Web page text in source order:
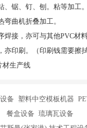
、锯、钉、刨。粘等加工。
弯曲机折叠加工。
焊接，亦可与其他PVC材料
亦印刷。（印刷钱需要擦
材生产线
备 塑料中空模板机器
餐盒设备 琉璃瓦设备